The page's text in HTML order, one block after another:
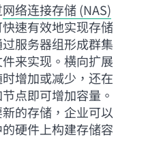
网络连接存储 (NAS)
速有效地实现存储
服务器组形成群集
来实现。横向扩展
增加或减少，还在
点即可增加容量。
的存储，企业可以
硬件上构建存储容